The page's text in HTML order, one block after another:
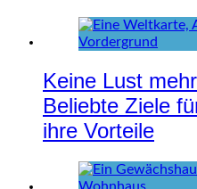
Keine Lust
Beliebte Ziele
ihre Vorteile